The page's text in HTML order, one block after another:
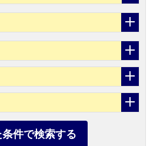
件で検索する